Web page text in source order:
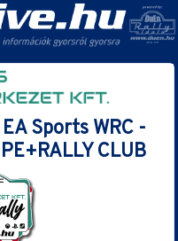
Sports WRC -
CLUB